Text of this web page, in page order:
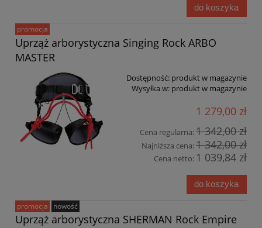
do koszyka
Uprząż arborystyczna Singing Rock ARBO
MASTER
Dostępność: produkt w magazynie
Wysyłka w: produkt w magazynie
1 279,00 zł
Cena regularna:1 342,00 zł
Najniższa cena:1 342,00 zł
Cena netto: 1 039,84 zł
do koszyka
promocja
Uprząż arborystyczna SHERMAN Rock Empire
promocja nowość